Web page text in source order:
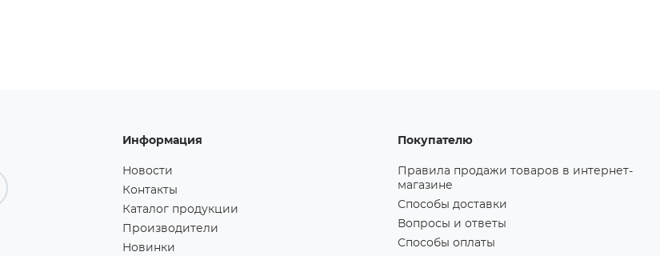
Информация
Новости
Контакты
Каталог продукции
Производители
Новинки
Покупателю
Правила продажи товаров в интернет-
магазине
Способы доставки
Вопросы и ответы
Способы оплаты